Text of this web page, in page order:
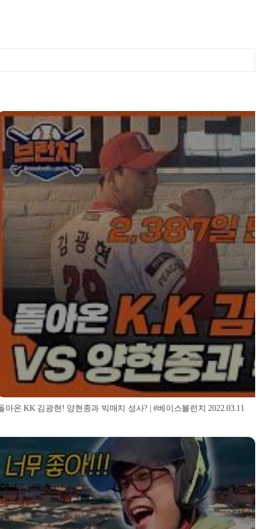
아온 KK 김광현! 양현종과 빅매치 성사? | #베이스볼런치 2022.03.11